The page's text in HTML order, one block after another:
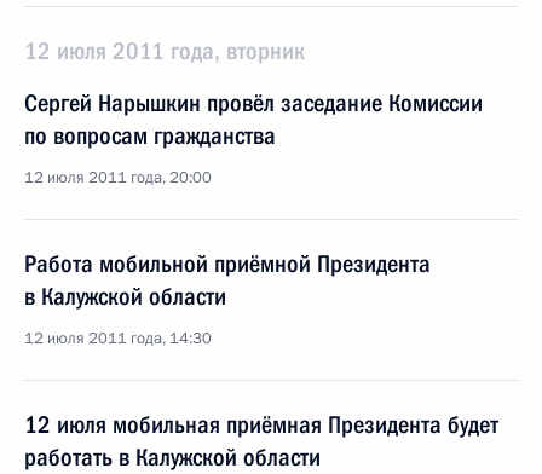
12 июля 2011 года, вторник
Сергей Нарышкин провёл заседание Комиссии
по вопросам гражданства
12 июля 2011 года, 20:00
Работа мобильной приёмной Президента
в Калужской области
12 июля 2011 года, 14:30
12 июля мобильная приёмная Президента будет
работать в Калужской области